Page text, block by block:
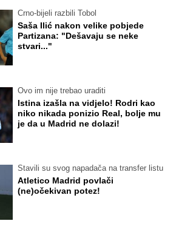
Crno-bijeli razbili Tobol
Saša Ilić nakon velike pobjede
Partizana: "Dešavaju se neke
stvari..."
Ovo im nije trebao uraditi
Istina izašla na vidjelo! Rodri kao
niko nikada ponizio Real, bolje mu
je da u Madrid ne dolazi!
Stavili su svog napadača na transfer listu
Atletico Madrid povlači
(ne)očekivan potez!